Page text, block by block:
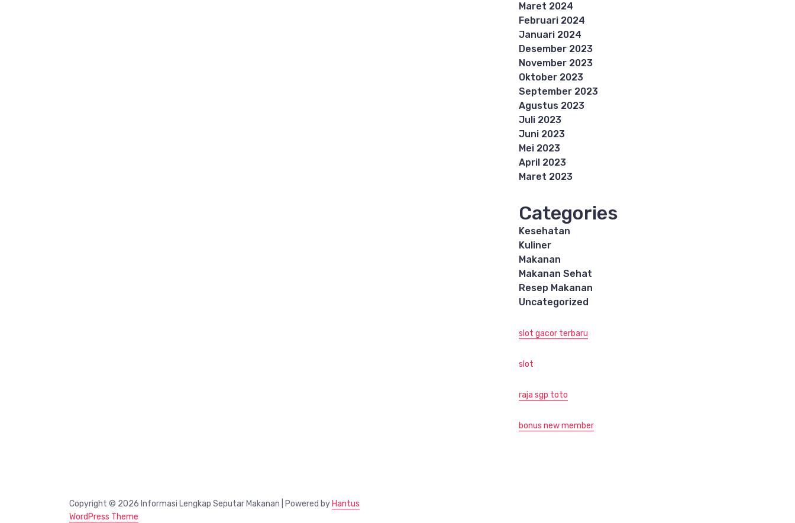
Maret 2024
Februari 2024
Januari 2024
Desember 2023
November 2023
Oktober 2023
September 2023
Agustus 2023
Juli 2023
Juni 2023
Mei 2023
April 2023
Maret 2023
Categories
Kesehatan
Kuliner
Makanan
Makanan Sehat
Resep Makanan
Uncategorized
slot gacor terbaru
slot
raja sgp toto
bonus new member
Copyright © 2026 Informasi Lengkap Seputar Makanan | Powered by Hantus
WordPress Theme